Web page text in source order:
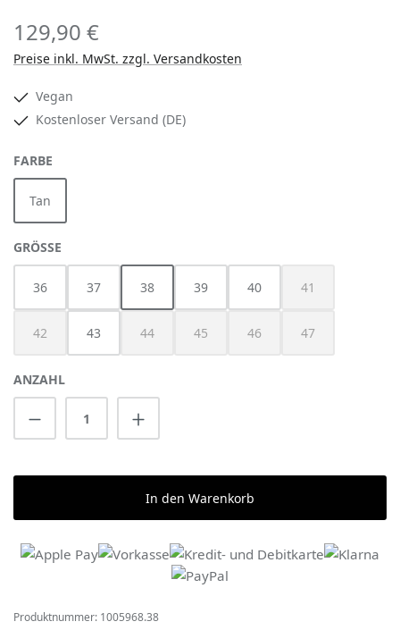
129,90 €
Preise inkl. MwSt. zzgl. Versandkosten
Vegan
Kostenloser Versand (DE)
FARBE
Tan
GRÖSSE
36 37 38 39 40 41
(Diese Option ist
42
(Diese Option ist zurzeit nicht verfügbar.)
43 44
(Diese Option ist zurzeit nicht verfügbar.)
45
(Diese Option ist zurzeit nicht
46
(Diese Option ist zurzeit
47
(Diese Option ist
ANZAHL
Produkt Anzahl: Gib den gewünschten
In den Warenkorb
Produktnummer: 1005968.38